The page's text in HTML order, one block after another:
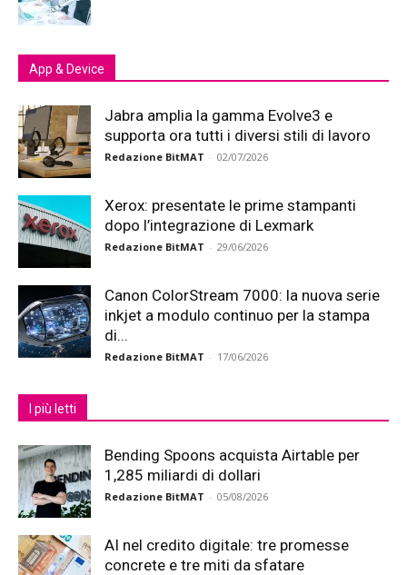
App & Device
Jabra amplia la gamma Evolve3 e
supporta ora tutti i diversi stili di lavoro
Redazione BitMAT - 02/07/2026
Xerox: presentate le prime stampanti
dopo l’integrazione di Lexmark
Redazione BitMAT - 29/06/2026
Canon ColorStream 7000: la nuova serie
inkjet a modulo continuo per la stampa
di...
Redazione BitMAT - 17/06/2026
I più letti
Bending Spoons acquista Airtable per
1,285 miliardi di dollari
Redazione BitMAT - 05/08/2026
AI nel credito digitale: tre promesse
concrete e tre miti da sfatare